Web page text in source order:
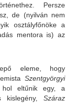
Persze
de (nyilván nem
osztályfőnöke a
mentora is) az
eleme, hogy
Szentgyörgyi
eltűnik egy, a
kislegény, Száraz